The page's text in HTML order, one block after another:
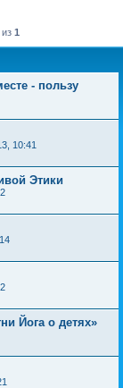
из 1
- пользу
10:41
Этики
Йога о детях»